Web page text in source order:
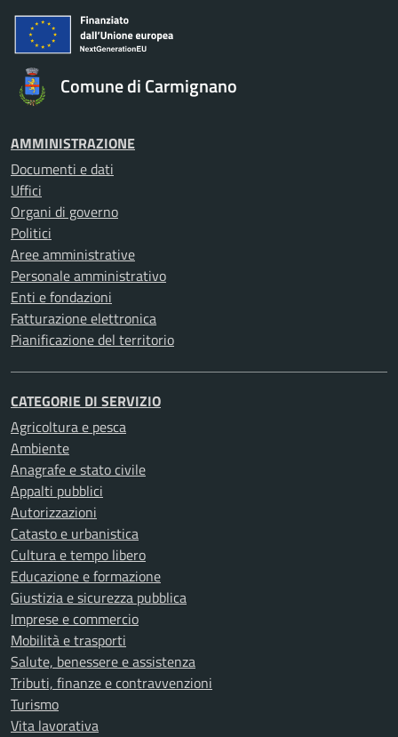
Comune di Carmignano
AMMINISTRAZIONE
Documenti e dati
Uffici
Organi di governo
Politici
Aree amministrative
Personale amministrativo
Enti e fondazioni
Fatturazione elettronica
Pianificazione del territorio
CATEGORIE DI SERVIZIO
Agricoltura e pesca
Ambiente
Anagrafe e stato civile
Appalti pubblici
Autorizzazioni
Catasto e urbanistica
Cultura e tempo libero
Educazione e formazione
Giustizia e sicurezza pubblica
Imprese e commercio
Mobilità e trasporti
Salute, benessere e assistenza
Tributi, finanze e contravvenzioni
Turismo
Vita lavorativa